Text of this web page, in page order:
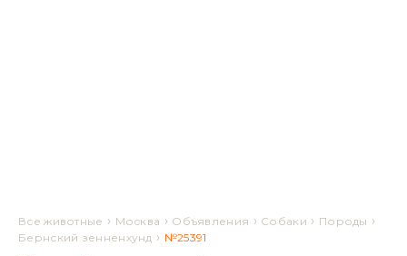
Все животные › Москва › Объявления › Собаки › Породы ›
Бернский зенненхунд › №25391